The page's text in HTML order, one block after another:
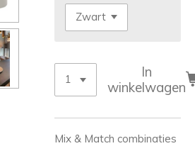
In
winkelwagen
Mix & Match combinaties